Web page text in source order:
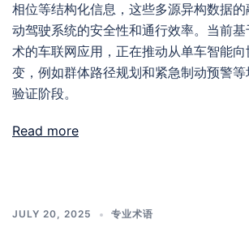
相位等结构化信息，这些多源异构数据
动驾驶系统的安全性和通行效率。当前
术的车联网应用，正在推动从单车智能
变，例如群体路径规划和紧急制动预警
验证阶段。
Read more
JULY 20, 2025 专业术语